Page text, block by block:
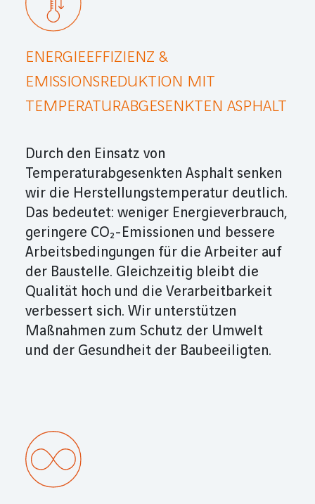
ENERGIEEFFIZIENZ &
EMISSIONSREDUKTION MIT
TEMPERATURABGESENKTEN ASPHALT
Durch den Einsatz von
Temperaturabgesenkten Asphalt senken
wir die Herstellungstemperatur deutlich.
Das bedeutet: weniger Energieverbrauch,
geringere CO₂-Emissionen und bessere
Arbeitsbedingungen für die Arbeiter auf
der Baustelle. Gleichzeitig bleibt die
Qualität hoch und die Verarbeitbarkeit
verbessert sich. Wir unter­stützen
Maßnahmen zum Schutz der Umwelt
und der Gesund­heit der Baubeeiligten.